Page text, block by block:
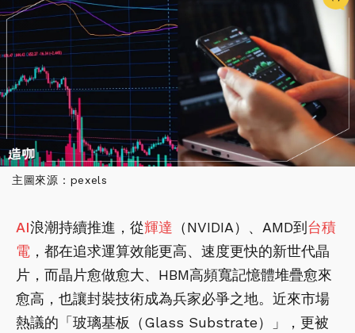
主圖來源：pexels
AI浪潮持續推進，從輝達 （NVIDIA）、AMD到台積
電 ，都在追求運算效能更高、速度更快的新世代晶
片，而晶片愈做愈大、HBM高頻寬記憶體堆疊愈來
愈高，也讓封裝技術成為兵家必爭之地。近來市場
熱議的「玻璃基板（Glass Substrate）」，更被